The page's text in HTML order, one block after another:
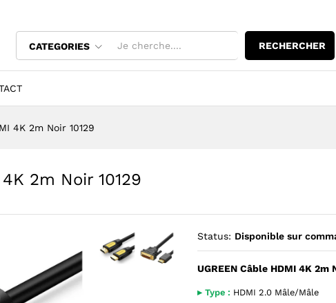
CATEGORIES RECHERCHER
4K 2m Noir 10129
2m Noir 10129
Agrandir l’image : UGREEN Câble HDMI 4K 2m
Agrandir l’image : UGREEN Câble HDMI
Status: Disponible sur
UGREEN Câble HDMI 4K 2m
▸ Type : HDMI 2.0 Mâle/Mâle